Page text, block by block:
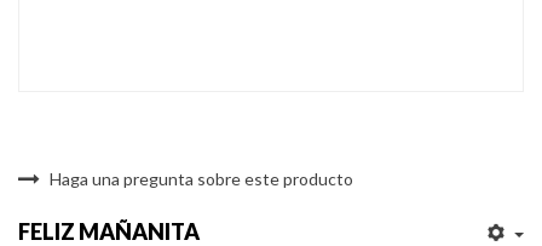
Haga una pregunta sobre este producto
FELIZ MAÑANITA